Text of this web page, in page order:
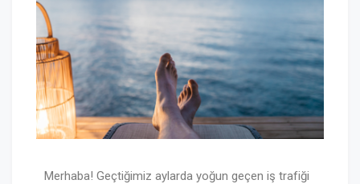
Merhaba! Geçtiğimiz aylarda yoğun geçen iş trafiği